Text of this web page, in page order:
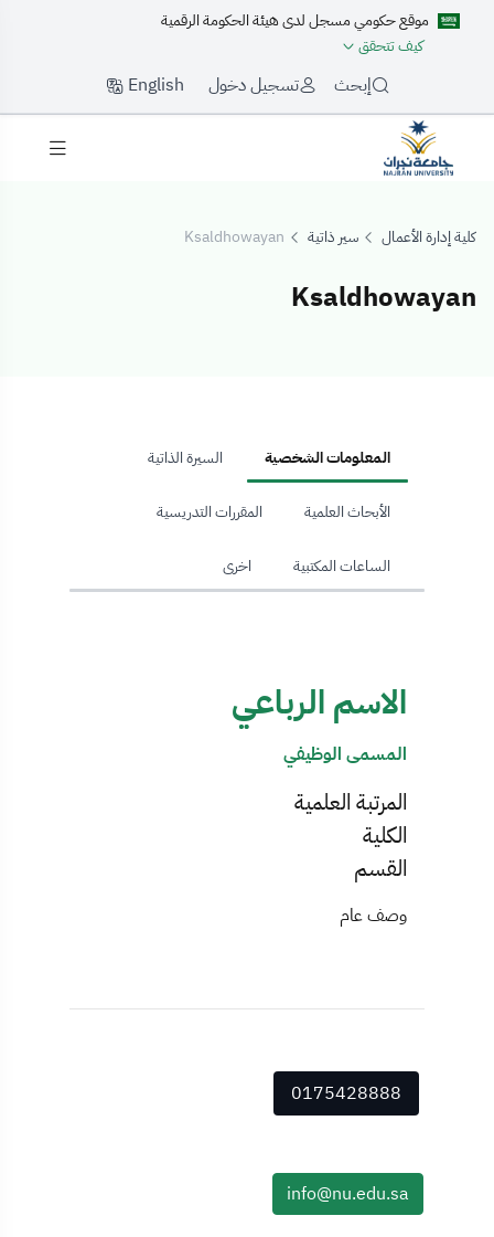
موقع حكومي مسجل لدى هيئة الحكومة الرقمية
كيف تتحقق
إبحث تسجيل دخول English
كلية إدارة الأعمال سير ذاتية Ksaldhowayan
Ksaldhowayan
المعلومات الشخصية السيرة الذاتية
الأبحاث العلمية المقررات التدريسية
الساعات المكتبية اخرى
الاسم الرباعي
المسمى الوظيفي
المرتبة العلمية
الكلية
القسم
وصف عام
0175428888
info@nu.edu.sa